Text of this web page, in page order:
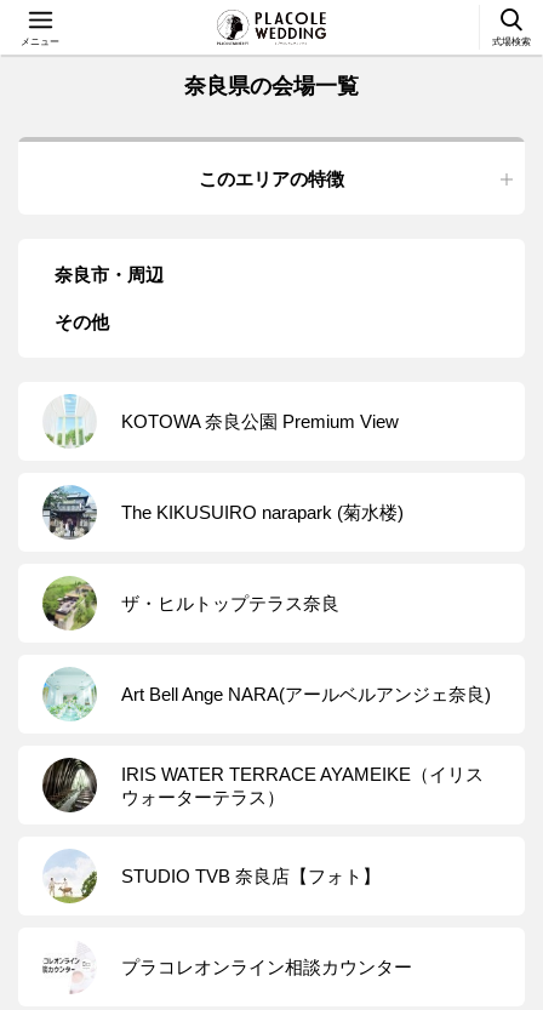
メニュー 式場検索
奈良県の会場一覧
このエリアの特徴
奈良市・周辺
その他
KOTOWA 奈良公園 Premium View
The KIKUSUIRO narapark (菊水楼)
ザ・ヒルトップテラス奈良
Art Bell Ange NARA(アールベルアンジェ奈良)
IRIS WATER TERRACE AYAMEIKE（イリス
ウォーターテラス）
STUDIO TVB 奈良店【フォト】
プラコレオンライン相談カウンター